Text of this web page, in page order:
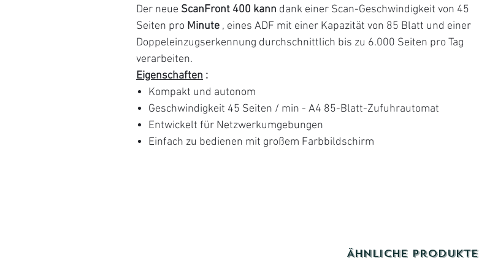
Der neue ScanFront 400 kann dank einer Scan-Geschwindigkeit von 45
Seiten pro Minute , eines ADF mit einer Kapazität von 85 Blatt und einer
Doppeleinzugserkennung durchschnittlich bis zu 6.000 Seiten pro Tag
verarbeiten.
Eigenschaften :
Kompakt und autonom
Geschwindigkeit 45 Seiten / min - A4 85-Blatt-Zufuhrautomat
Entwickelt für Netzwerkumgebungen
Einfach zu bedienen mit großem Farbbildschirm
Ähnliche Produkte